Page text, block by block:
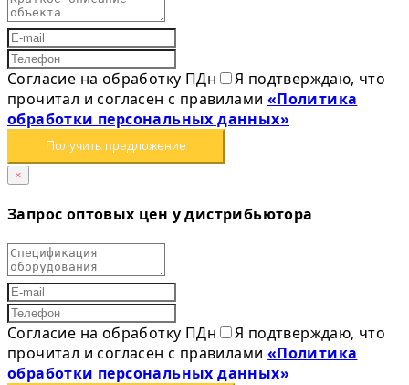
Согласие на обработку ПДн
Я подтверждаю, что
прочитал и согласен с правилами «Политика
обработки персональных данных»
Получить предложение
×
Запрос оптовых цен у дистрибьютора
Согласие на обработку ПДн
Я подтверждаю, что
прочитал и согласен с правилами «Политика
обработки персональных данных»